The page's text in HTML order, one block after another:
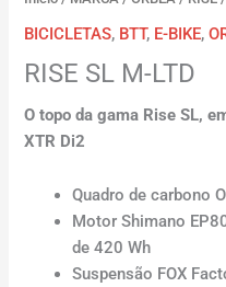
BICICLETAS, BTT, E-BIKE,
RISE SL M-LTD
O topo da gama Rise SL,
XTR Di2
Quadro de carbono
Motor Shimano
de 420 Wh
Suspensão FOX